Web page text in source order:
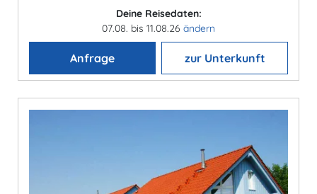
Deine Reisedaten:
07.08. bis 11.08.26 ändern
Anfrage zur Unterkunft